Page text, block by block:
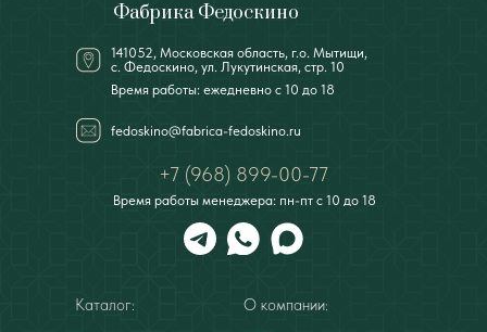
141052, Московская область, г.о. Мытищи,
с. Федоскино, ул. Лукутинская, стр. 10
Фабрика Федоскино
+7 (968) 899-00-77
Время работы: ежедневно с 10 до 18
Время работы менеджера: пн-пт с 10 до 18
Каталог:
О компании:
fedoskino@fabrica-fedoskino.ru